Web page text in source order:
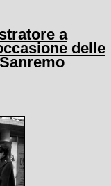
a
delle